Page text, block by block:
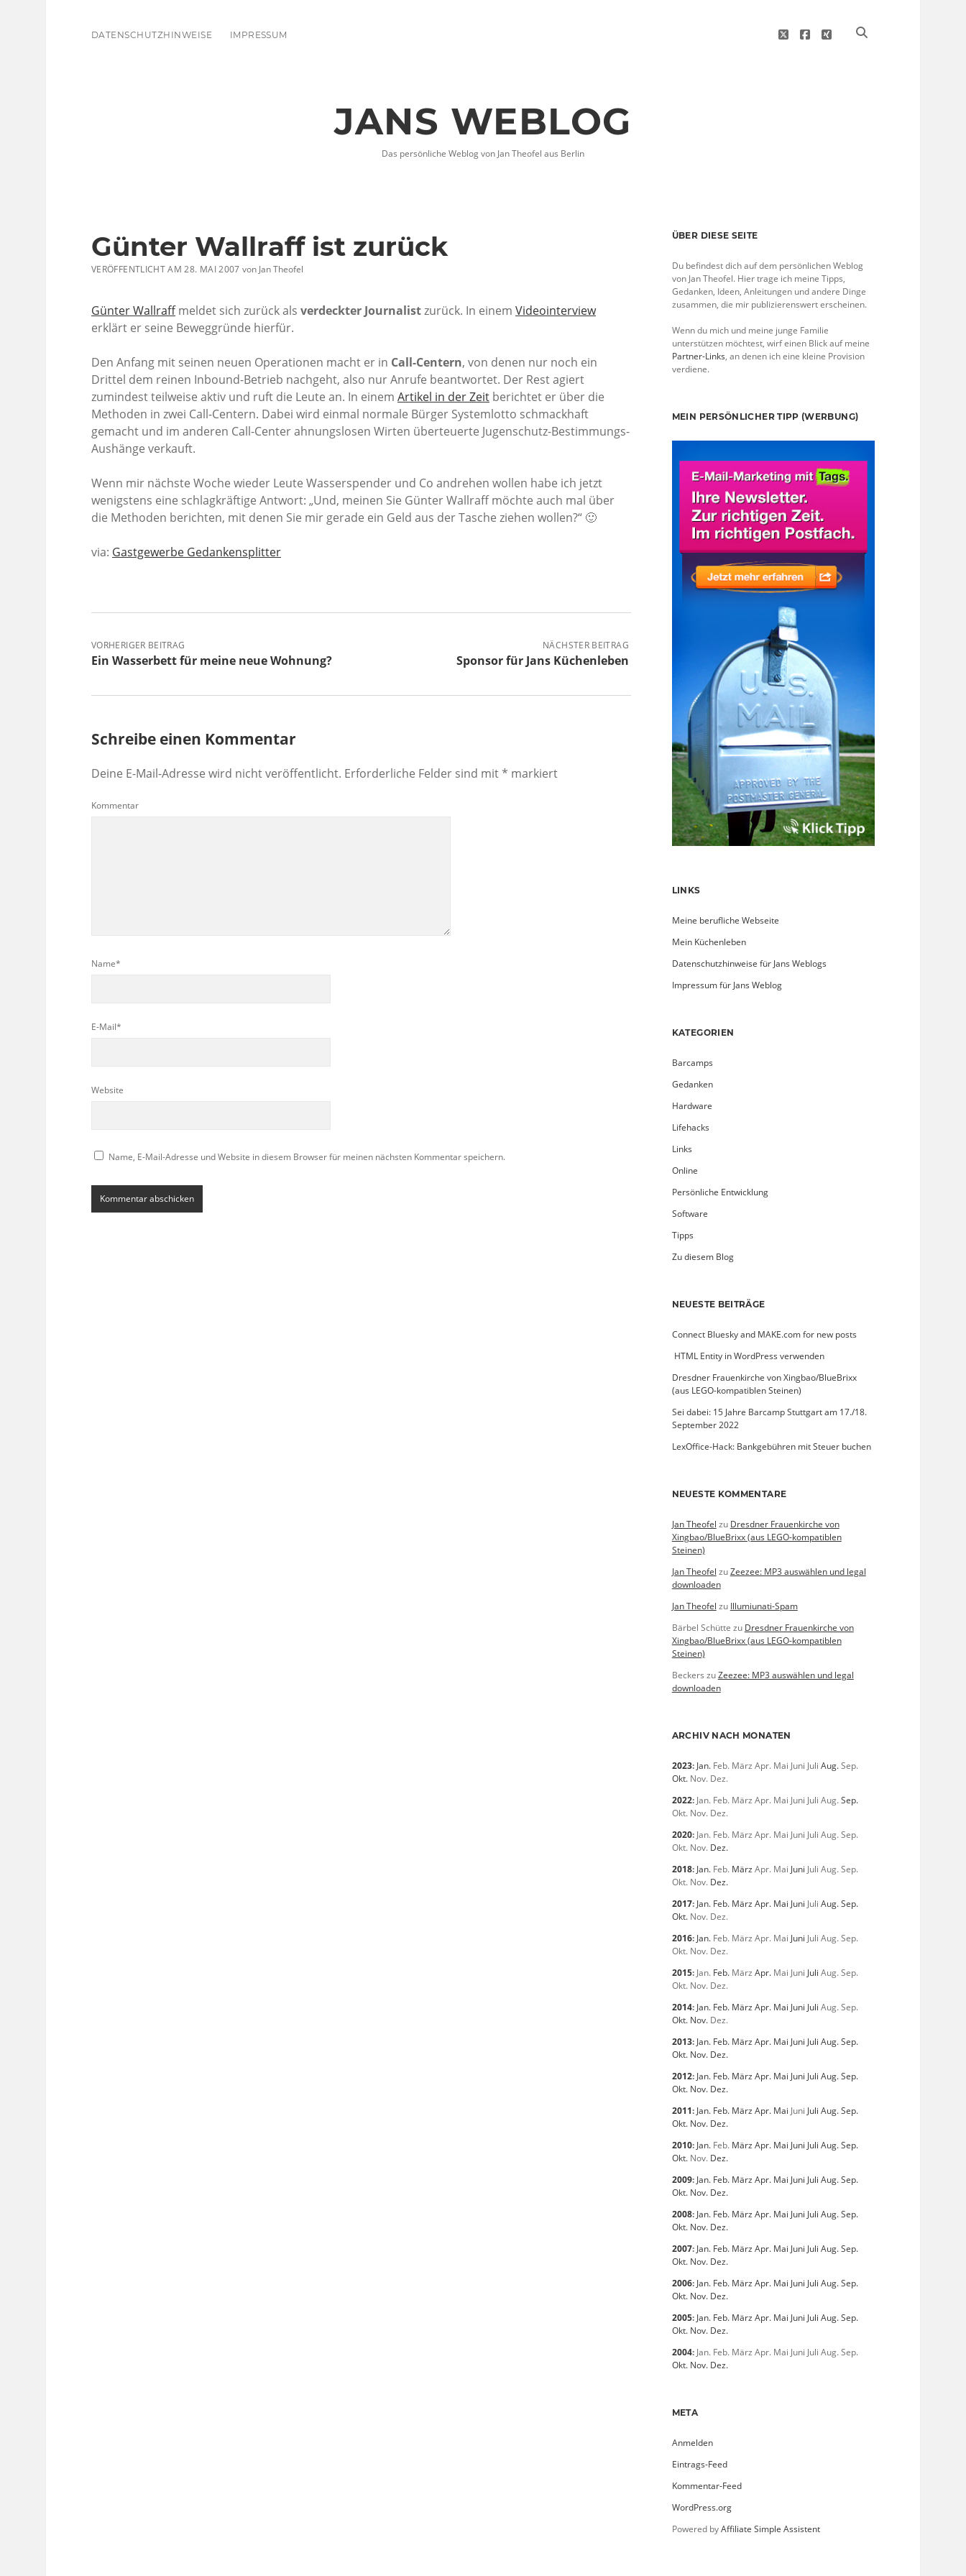
DATENSCHUTZHINWEISE IMPRESSUM twitterfacebook
xing
JANS WEBLOG
Das persönliche Weblog von Jan Theofel aus Berlin
Günter Wallraff ist zurück
VERÖFFENTLICHT AM 28. MAI 2007von Jan Theofel
Günter Wallraffmeldet sich zurück als verdeckter Journalistzurück. In einem Videointerview
erklärt er seine Beweggründe hierfür.
Den Anfang mit seinen neuen Operationen macht er in Call-Centern, von denen nur noch ein
Drittel dem reinen Inbound-Betrieb nachgeht, also nur Anrufe beantwortet. Der Rest agiert
zumindest teilweise aktiv und ruft die Leute an. In einem Artikel in der Zeit berichtet er über die
Methoden in zwei Call-Centern. Dabei wird einmal normale Bürger Systemlotto schmackhaft
gemacht und im anderen Call-Center ahnungslosen Wirten überteuerte Jugenschutz-Bestimmungs-
Aushänge verkauft.
Wenn mir nächste Woche wieder Leute Wasserspender und Co andrehen wollen habe ich jetzt
wenigstens eine schlagkräftige Antwort: „Und, meinen Sie Günter Wallraff möchte auch mal über
die Methoden berichten, mit denen Sie mir gerade ein Geld aus der Tasche ziehen wollen?“ 🙂
via: Gastgewerbe Gedankensplitter
VORHERIGER BEITRAG
Ein Wasserbett für meine neue Wohnung?
NÄCHSTER BEITRAG
Sponsor für Jans Küchenleben
Schreibe einen Kommentar
Deine E-Mail-Adresse wird nicht veröffentlicht. Erforderliche Felder sind mit* markiert
Kommentar
Name*
E-Mail*
Website
Name, E-Mail-Adresse und Website in diesem Browser für meinen nächsten Kommentar speichern.
Sidebar
ÜBER DIESE SEITE
Du befindest dich auf dem persönlichen Weblog
von Jan Theofel. Hier trage ich meine Tipps,
Gedanken, Ideen, Anleitungen und andere Dinge
zusammen, die mir publizierenswert erscheinen.
Wenn du mich und meine junge Familie
unterstützen möchtest, wirf einen Blick auf meine
Partner-Links, an denen ich eine kleine Provision
verdiene.
MEIN PERSÖNLICHER TIPP (WERBUNG)
LINKS
Meine berufliche Webseite
Mein Küchenleben
Datenschutzhinweise für Jans Weblogs
Impressum für Jans Weblog
KATEGORIEN
Barcamps
Gedanken
Hardware
Lifehacks
Links
Online
Persönliche Entwicklung
Software
Tipps
Zu diesem Blog
NEUESTE BEITRÄGE
Connect Bluesky and MAKE.com for new posts
­ HTML Entity in WordPress verwenden
Dresdner Frauenkirche von Xingbao/BlueBrixx
(aus LEGO-kompatiblen Steinen)
Sei dabei: 15 Jahre Barcamp Stuttgart am 17./18.
September 2022
LexOffice-Hack: Bankgebühren mit Steuer buchen
NEUESTE KOMMENTARE
Jan Theofel zu Dresdner Frauenkirche von
Xingbao/BlueBrixx (aus LEGO-kompatiblen
Steinen)
Jan Theofel zuZeezee: MP3 auswählen und legal
downloaden
Jan Theofel zu Illumiunati-Spam
Bärbel Schütte zu Dresdner Frauenkirche von
Xingbao/BlueBrixx (aus LEGO-kompatiblen
Steinen)
Beckers zuZeezee: MP3 auswählen und legal
downloaden
ARCHIV NACH MONATEN
2023: Jan. Feb. März Apr. Mai Juni Juli Aug.Sep.
Okt. Nov. Dez.
2022: Jan. Feb. März Apr. Mai Juni Juli Aug.Sep.
Okt. Nov. Dez.
2020: Jan. Feb. März Apr. Mai Juni Juli Aug.Sep.
Okt. Nov. Dez.
2018: Jan. Feb. März Apr. Mai Juni Juli Aug.Sep.
Okt. Nov. Dez.
2017: Jan. Feb. März Apr. Mai Juni Juli Aug.Sep.
Okt. Nov. Dez.
2016: Jan. Feb. März Apr. Mai Juni Juli Aug.Sep.
Okt. Nov. Dez.
2015: Jan. Feb. März Apr. Mai Juni Juli Aug.Sep.
Okt. Nov. Dez.
2014: Jan. Feb. März Apr. Mai Juni Juli Aug.Sep.
Okt. Nov. Dez.
2013: Jan. Feb. März Apr. Mai Juni Juli Aug.Sep.
Okt. Nov. Dez.
2012: Jan. Feb. März Apr. Mai Juni Juli Aug.Sep.
Okt. Nov. Dez.
2011: Jan. Feb. März Apr. Mai Juni Juli Aug.Sep.
Okt. Nov. Dez.
2010: Jan. Feb. März Apr. Mai Juni Juli Aug.Sep.
Okt. Nov. Dez.
2009: Jan. Feb. März Apr. Mai Juni Juli Aug.Sep.
Okt. Nov. Dez.
2008: Jan. Feb. März Apr. Mai Juni Juli Aug.Sep.
Okt. Nov. Dez.
2007: Jan. Feb. März Apr. Mai Juni Juli Aug.Sep.
Okt. Nov. Dez.
2006: Jan. Feb. März Apr. Mai Juni Juli Aug.Sep.
Okt. Nov. Dez.
2005: Jan. Feb. März Apr. Mai Juni Juli Aug.Sep.
Okt. Nov. Dez.
2004: Jan. Feb. März Apr. Mai Juni Juli Aug.Sep.
Okt. Nov. Dez.
META
Anmelden
Eintrags-Feed
Kommentar-Feed
WordPress.org
Powered byAffiliate Simple Assistent